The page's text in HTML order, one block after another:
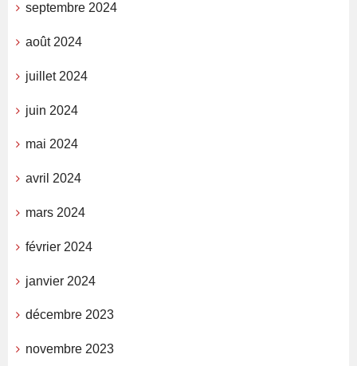
septembre 2024
août 2024
juillet 2024
juin 2024
mai 2024
avril 2024
mars 2024
février 2024
janvier 2024
décembre 2023
novembre 2023